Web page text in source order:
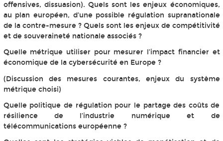
offensives, dissuasion). Quels sont les enjeux économiques,
au plan européen, d’une possible régulation supranationale
de la contre-mesure ? Quels sont les enjeux de compétitivité
et de souveraineté nationale associés ?
Quelle métrique utiliser pour mesurer l’impact financier et
économique de la cybersécurité en Europe ?
(Discussion des mesures courantes, enjeux du système
métrique choisi)
Quelle politique de régulation pour le partage des coûts de
résilience de l’industrie numérique et de
télécommunications européenne ?